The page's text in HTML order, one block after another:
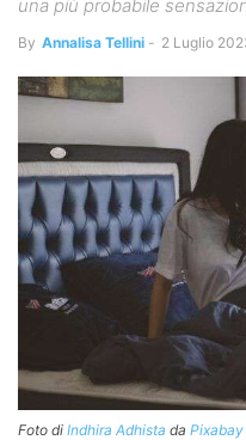
una più probabile
By Annalisa Tellini - 2 Luglio
Foto di Indhira Adhista da Pixabay